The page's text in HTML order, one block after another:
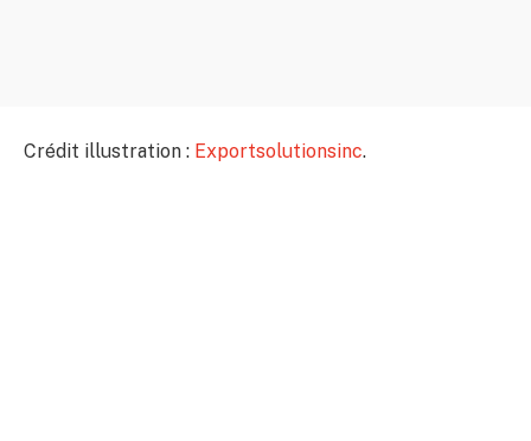
Crédit illustration : Exportsolutionsinc.